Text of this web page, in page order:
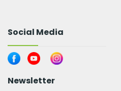
Social Media
Newsletter